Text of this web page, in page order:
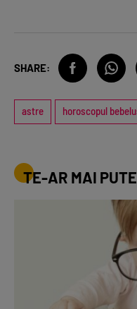
SHARE:
astre horoscopul
TE-AR MAI